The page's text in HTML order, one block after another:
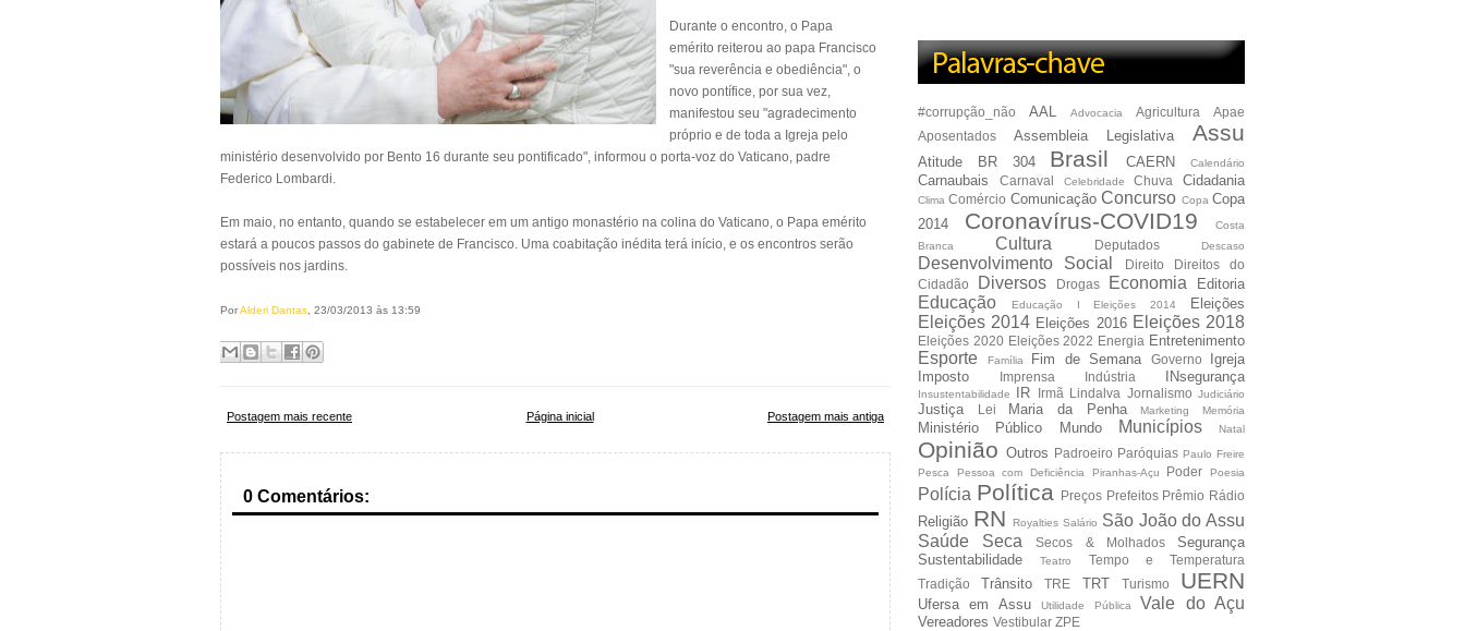
Durante o encontro, o Papa
emérito reiterou ao papa Francisco
"sua reverência e obediência", o
novo pontífice, por sua vez,
manifestou seu "agradecimento
próprio e de toda a Igreja pelo
ministério desenvolvido por Bento 16 durante seu pontificado", informou o porta-voz do Vaticano, padre
Federico Lombardi.
Em maio, no entanto, quando se estabelecer em um antigo monastério na colina do Vaticano, o Papa emérito
estará a poucos passos do gabinete de Francisco. Uma coabitação inédita terá início, e os encontros serão
possíveis nos jardins.
PorAlderi Dantas , 23/03/2013 às 13:59
Postagem mais recente Postagem mais antiga
Página inicial
0 Comentários:
#corrupção_não AAL Advocacia Agricultura
Apae
Aposentados
Assembleia Legislativa Assu
Atitude BR 304 Brasil CAERN Calendário
Carnaubais Carnaval Celebridade Chuva Cidadania
Clima Comércio Comunicação Concurso Copa Copa
2014
Coronavírus-COVID19
Costa
Branca
Cultura Deputados Descaso
Desenvolvimento Social Direito
Direitos do
Cidadão
Diversos Drogas Economia Editoria
Educação Educação I Eleições 2014 Eleições
Eleições 2014 Eleições 2016 Eleições 2018
Eleições 2020 Eleições 2022 Energia Entretenimento
Esporte Família Fim de Semana Governo
Igreja
Imposto
Imprensa Indústria INsegurança
Insustentabilidade IR Irmã Lindalva Jornalismo Judiciário
Justiça Lei Maria da Penha Marketing Memória
Ministério Público Mundo Municípios Natal
Opinião Outros Padroeiro Paróquias Paulo Freire
Pesca
Pessoa com Deficiência Piranhas-Açu Poder Poesia
Polícia Política Preços Prefeitos Prêmio Rádio
Religião RN Royalties Salário São João do Assu
Saúde
Seca Secos & Molhados
Segurança
Sustentabilidade
Teatro
Tempo e Temperatura
Tradição
Trânsito TRE TRT Turismo UERN
Ufersa em Assu Utilidade Pública Vale do Açu
Vereadores Vestibular ZPE